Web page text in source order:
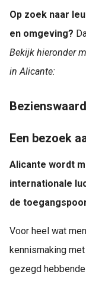
Op zoek naar
en omgeving?
Bekijk hieronder
in Alicante:
Een bezoek
Alicante wordt
internationale
de
Voor heel wat
kennismaking
gezegd